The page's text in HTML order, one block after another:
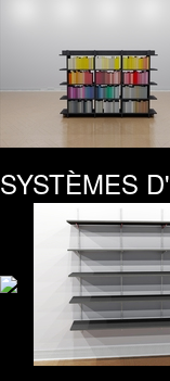
SYSTÈMES